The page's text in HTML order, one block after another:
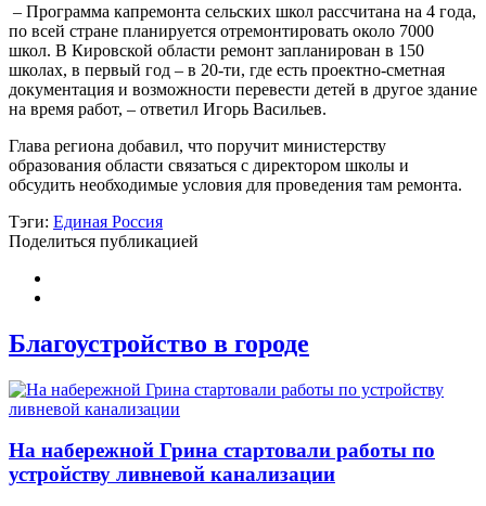
– Программа капремонта сельских школ рассчитана на 4 года,
по всей стране планируется отремонтировать около 7000
школ. В Кировской области ремонт запланирован в 150
школах, в первый год – в 20-ти, где есть проектно-сметная
документация и возможности перевести детей в другое здание
на время работ, – ответил Игорь Васильев.
Глава региона добавил, что поручит министерству
образования области связаться с директором школы и
обсудить необходимые условия для проведения там ремонта.
Тэги: Единая Россия
Поделиться публикацией
Благоустройство в городе
На набережной Грина стартовали работы по
устройству ливневой канализации